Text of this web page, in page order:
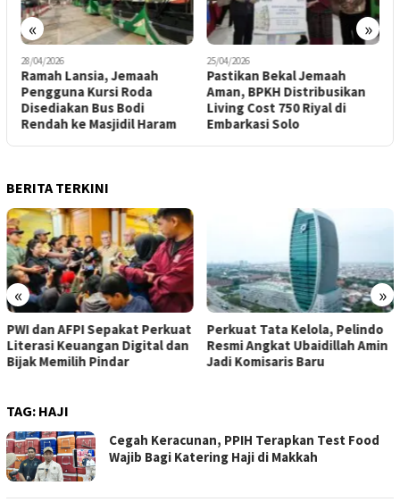
« »
28/04/2026
Ramah Lansia, Jemaah
Pengguna Kursi Roda
Disediakan Bus Bodi
Rendah ke Masjidil Haram
25/04/2026
Pastikan Bekal Jemaah
Aman, BPKH Distribusikan
Living Cost 750 Riyal di
Embarkasi Solo
BERITA TERKINI
« »
PWI dan AFPI Sepakat Perkuat
Literasi Keuangan Digital dan
Bijak Memilih Pindar
​Perkuat Tata Kelola, Pelindo
Resmi Angkat Ubaidillah Amin
Jadi Komisaris Baru
TAG: HAJI
Cegah Keracunan, PPIH Terapkan Test Food
Wajib Bagi Katering Haji di Makkah